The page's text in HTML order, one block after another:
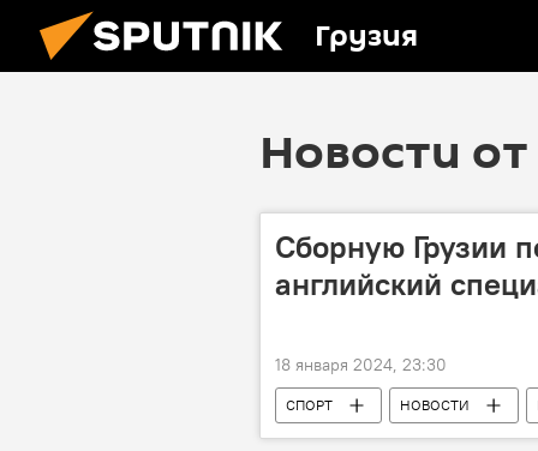
Грузия
Новости
Сборную Грузии
английский
18 января 2024, 23:30
СПОРТ НОВОСТИ
Новости грузинского регби